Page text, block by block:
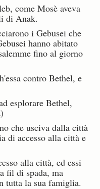
come Mosè aveva
di Anak.
i Gebusei che
hanno abitato
fino al giorno
contro Bethel, e
esplorare Bethel,
che usciva dalla città
di accesso alla città e
alla città, ed essi
fil di spada, ma
tutta la sua famiglia.